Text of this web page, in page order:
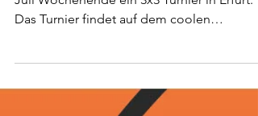
Die Basketball Löwen veranstalten am